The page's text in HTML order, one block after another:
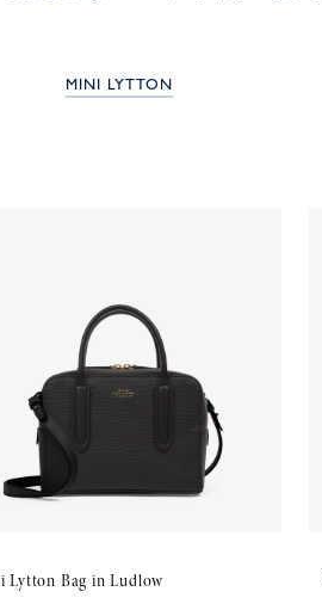
MINI LYTTON
Lytton Bag in Ludlow